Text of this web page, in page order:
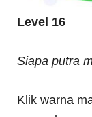
Level 16
Siapa putra
Klik warna